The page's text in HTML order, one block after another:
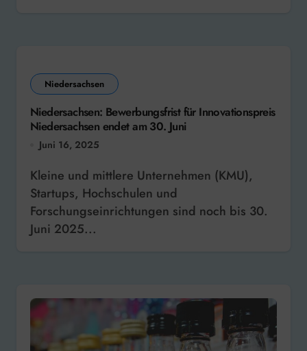
Niedersachsen
Niedersachsen: Bewerbungsfrist für Innovationspreis
Niedersachsen endet am 30. Juni
Juni 16, 2025
Kleine und mittlere Unternehmen (KMU),
Startups, Hochschulen und
Forschungseinrichtungen sind noch bis 30.
Juni 2025...